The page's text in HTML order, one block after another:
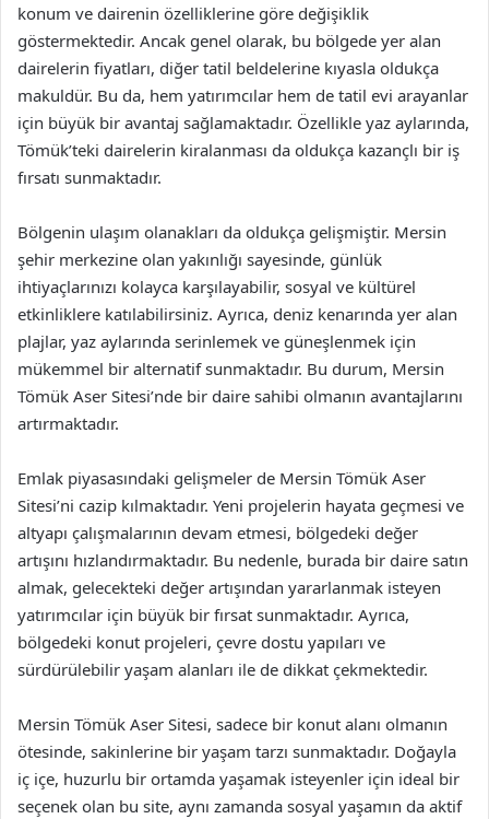
konum ve dairenin özelliklerine göre değişiklik
göstermektedir. Ancak genel olarak, bu bölgede yer alan
dairelerin fiyatları, diğer tatil beldelerine kıyasla oldukça
makuldür. Bu da, hem yatırımcılar hem de tatil evi arayanlar
için büyük bir avantaj sağlamaktadır. Özellikle yaz aylarında,
Tömük’teki dairelerin kiralanması da oldukça kazançlı bir iş
fırsatı sunmaktadır.
Bölgenin ulaşım olanakları da oldukça gelişmiştir. Mersin
şehir merkezine olan yakınlığı sayesinde, günlük
ihtiyaçlarınızı kolayca karşılayabilir, sosyal ve kültürel
etkinliklere katılabilirsiniz. Ayrıca, deniz kenarında yer alan
plajlar, yaz aylarında serinlemek ve güneşlenmek için
mükemmel bir alternatif sunmaktadır. Bu durum, Mersin
Tömük Aser Sitesi’nde bir daire sahibi olmanın avantajlarını
artırmaktadır.
Emlak piyasasındaki gelişmeler de Mersin Tömük Aser
Sitesi’ni cazip kılmaktadır. Yeni projelerin hayata geçmesi ve
altyapı çalışmalarının devam etmesi, bölgedeki değer
artışını hızlandırmaktadır. Bu nedenle, burada bir daire satın
almak, gelecekteki değer artışından yararlanmak isteyen
yatırımcılar için büyük bir fırsat sunmaktadır. Ayrıca,
bölgedeki konut projeleri, çevre dostu yapıları ve
sürdürülebilir yaşam alanları ile de dikkat çekmektedir.
Mersin Tömük Aser Sitesi, sadece bir konut alanı olmanın
ötesinde, sakinlerine bir yaşam tarzı sunmaktadır. Doğayla
iç içe, huzurlu bir ortamda yaşamak isteyenler için ideal bir
seçenek olan bu site, aynı zamanda sosyal yaşamın da aktif